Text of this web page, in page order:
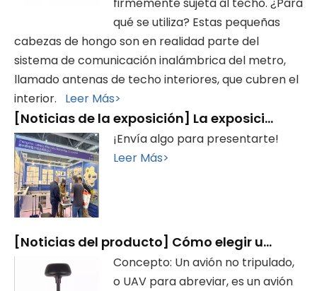
qué se utiliza? Estas pequeñas
cabezas de hongo son en realidad parte del
sistema de comunicación inalámbrica del metro,
llamado antenas de techo interiores, que cubren el
interior. Leer Más>
[Noticias de la exposición] La exposición finalizó con éxito, ¡gracias por su visita!
¡Envía algo para presentarte!
Leer Más>
[Noticias del producto] Cómo elegir una antena para drones
Concepto: Un avión no tripulado,
o UAV para abreviar, es un avión